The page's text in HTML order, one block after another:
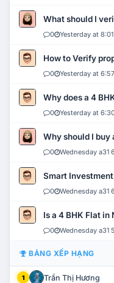
What should I
0 Yesterday at
How to Verify
0 Yesterday at
Why does a 4
0 Yesterday at
Why should I buy
0 Wednesday a31
Smart
0 Wednesday a31
Is a 4 BHK Flat in
0 Wednesday a31
BẢNG XẾP HẠNG
1 Trần Thị Hương